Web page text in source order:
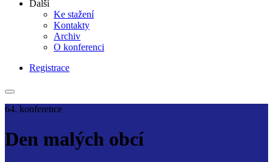
Další
Ke stažení
Kontakty
Archiv
O konferenci
Registrace
64. konference
Den malých obcí